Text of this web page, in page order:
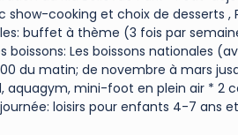
cooking et choix de desserts
buffet à thème (3 fois par
boissons: Les boissons nationales
du matin; de novembre à mars
mini-foot en plein air * 2
loisirs pour enfants 4-7 ans